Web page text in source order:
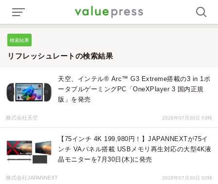
検索結果
リフレッシュレートの検索結果
天空、インテル® Arc™ G3 Extreme搭載の3 in 1ポ
ータブルゲーミングPC「OneXPlayer 3 国内正規
版」を発売
株式会社天空 2026年07月30日 03時
【75インチ 4K 199,980円！】JAPANNEXTが75イ
ンチ VAパネル搭載 USBメモリ再生対応の大型4K液
晶モニターを7月30日(木)に発売
株式会社JAPANNEXT 2026年07月30日 02時